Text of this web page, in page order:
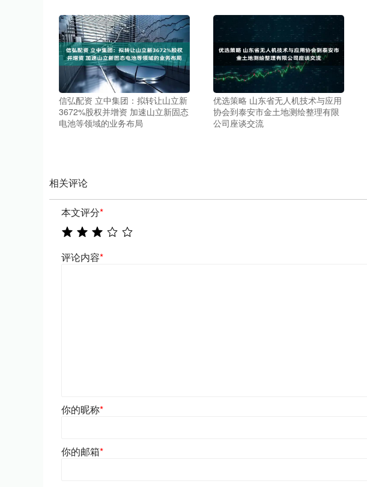
信弘配资 立中集团：拟转让山立新
3672%股权并增资 加速山立新固态
电池等领域的业务布局
优选策略 山东省无人机技术与应用
协会到泰安市金土地测绘整理有限
公司座谈交流
相关评论
本文评分*
评论内容*
你的昵称*
你的邮箱*